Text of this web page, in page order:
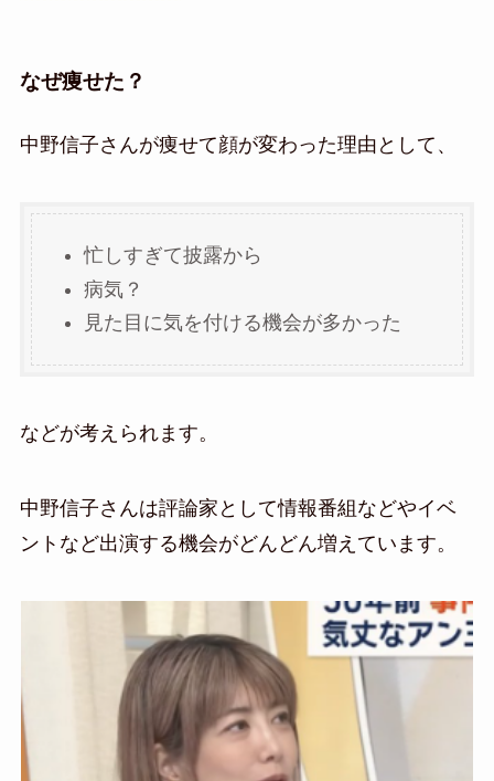
なぜ痩せた？
中野信子さんが痩せて顔が変わった理由として、
忙しすぎて披露から
病気？
見た目に気を付ける機会が多かった
などが考えられます。
中野信子さんは評論家として情報番組などやイベ
ントなど出演する機会がどんどん増えています。